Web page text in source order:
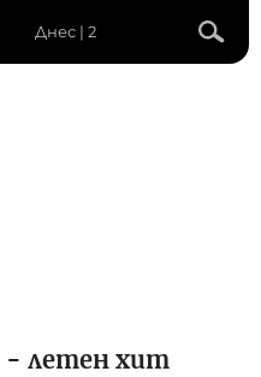
Днес | 2
- летен хит